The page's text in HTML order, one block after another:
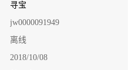
寻宝
jw0000091949
离线
2018/10/08